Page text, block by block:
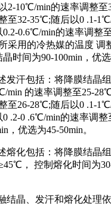
2‑10℃/min的速率调整至
至32‑35℃;随后以0
min的速率调整
采用的冷热媒的温度 调
时间为90‑100min，优选
发汗包括：将降膜结晶
min 的速率调整至
至26‑28℃;随后以0
.2‑0 .6℃/min的速率调整
，优选为45‑50min。
熔化包括：将降膜结晶
， 控制熔化时间为
结晶、发汗和熔化处理依